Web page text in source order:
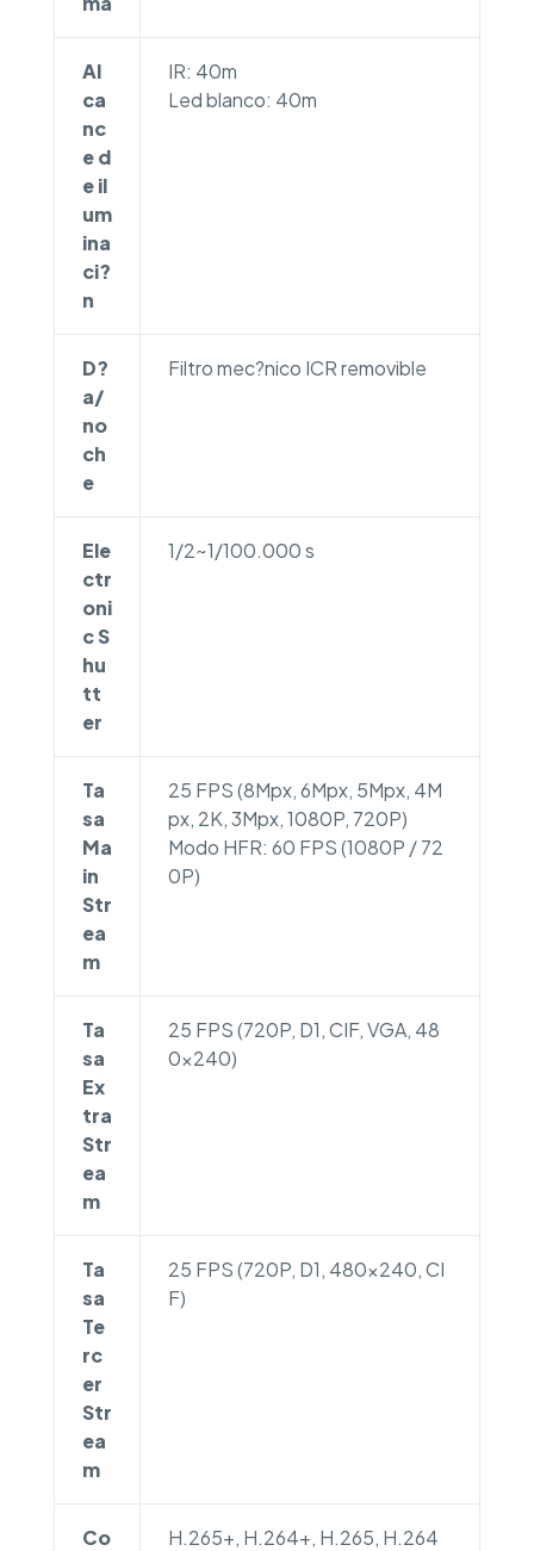
Al
ca
nc
e d
e il
um
ina
ci?
n
IR: 40m
Led blanco: 40m
D?
a/
no
ch
e
Filtro mec?nico ICR removible
Ele
ctr
oni
c S
hu
tt
er
1/2~1/100.000 s
Ta
sa
Ma
in
Str
ea
m
25 FPS (8Mpx, 6Mpx, 5Mpx, 4M
px, 2K, 3Mpx, 1080P, 720P)
Modo HFR: 60 FPS (1080P / 72
0P)
Ta
sa
Ex
tra
Str
ea
m
25 FPS (720P, D1, CIF, VGA, 48
0×240)
Ta
sa
Te
rc
er
Str
ea
m
25 FPS (720P, D1, 480×240, CI
F)
Co
H.265+, H.264+, H.265, H.264